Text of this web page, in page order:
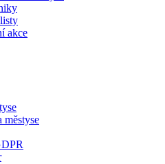
akce
městyse